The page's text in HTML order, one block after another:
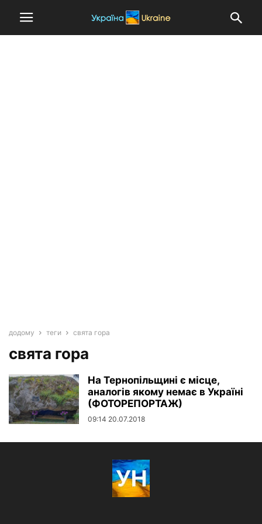
додому теги свята гора
свята гора
На Тернопільщині є місце,
аналогів якому немає в Україні
(ФОТОРЕПОРТАЖ)
09:14 20.07.2018